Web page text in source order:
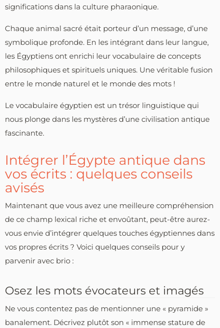
significations dans la culture pharaonique.
Chaque animal sacré était porteur d’un message, d’une
symbolique profonde. En les intégrant dans leur langue,
les Égyptiens ont enrichi leur vocabulaire de concepts
philosophiques et spirituels uniques. Une véritable fusion
entre le monde naturel et le monde des mots !
Le vocabulaire égyptien est un trésor linguistique qui
nous plonge dans les mystères d’une civilisation antique
fascinante.
Intégrer l’Égypte antique dans
vos écrits : quelques conseils
avisés
Maintenant que vous avez une meilleure compréhension
de ce champ lexical riche et envoûtant, peut-être aurez-
vous envie d’intégrer quelques touches égyptiennes dans
vos propres écrits ? Voici quelques conseils pour y
parvenir avec brio :
Osez les mots évocateurs et imagés
Ne vous contentez pas de mentionner une « pyramide »
banalement. Décrivez plutôt son « immense stature de